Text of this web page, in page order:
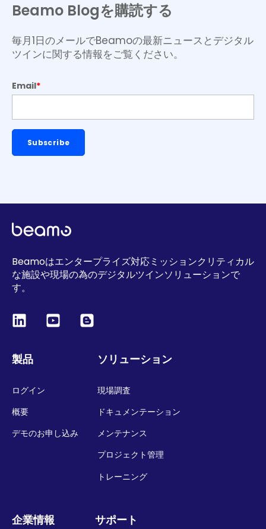
Beamo Blogを購読する
毎月1日のメールでBeamoの最新ニュースとデジタル
ツインに関する情報をご覧ください。
Email*
Beamoはエンタープライズ対応ミッションクリティカル
な施設や現場の為のデジタルツインソリューションで
す。
製品
ログイン
概要
デモのお申し込み
ソリューション
現場調査
ドキュメンテーション
メンテナンス
プロジェクト管理
トレーニング
企業情報 サポート